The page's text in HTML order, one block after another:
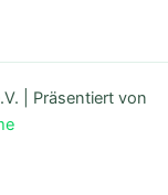
| Präsentiert von